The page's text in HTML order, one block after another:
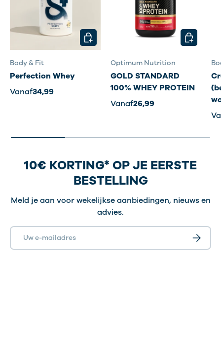
Body & Fit
Perfection Whey
Vanaf34,99
KIES MOGELIJKHEDEN
Optimum Nutrition
GOLD STANDARD
100% WHEY PROTEIN
Vanaf26,99
KIES
10€ KORTING* OP JE EERSTE
BESTELLING
Meld je aan voor wekelijkse aanbiedingen, nieuws en
advies.
E-mailadres